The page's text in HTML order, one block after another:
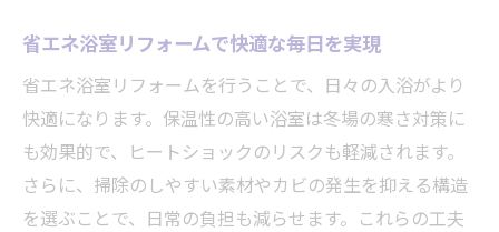
省エネ浴室リフォームで快適な毎日を実現
省エネ浴室リフォームを行うことで、日々の入浴がより
快適になります。保温性の高い浴室は冬場の寒さ対策に
も効果的で、ヒートショックのリスクも軽減されます。
さらに、掃除のしやすい素材やカビの発生を抑える構造
を選ぶことで、日常の負担も減らせます。これらの工夫